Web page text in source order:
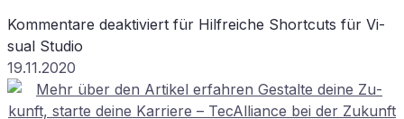
Kommentare deaktiviert für Hilf­rei­che Short­cuts für Vi­
su­al Studio
19.11.2020